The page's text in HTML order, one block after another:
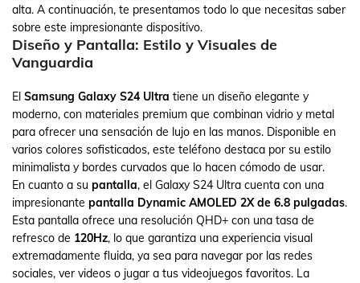
alta. A continuación, te presentamos todo lo que necesitas saber
sobre este impresionante dispositivo.
Diseño y Pantalla: Estilo y Visuales de
Vanguardia
El Samsung Galaxy S24 Ultra tiene un diseño elegante y
moderno, con materiales premium que combinan vidrio y metal
para ofrecer una sensación de lujo en las manos. Disponible en
varios colores sofisticados, este teléfono destaca por su estilo
minimalista y bordes curvados que lo hacen cómodo de usar.
En cuanto a su pantalla, el Galaxy S24 Ultra cuenta con una
impresionante pantalla Dynamic AMOLED 2X de 6.8 pulgadas.
Esta pantalla ofrece una resolución QHD+ con una tasa de
refresco de 120Hz, lo que garantiza una experiencia visual
extremadamente fluida, ya sea para navegar por las redes
sociales, ver videos o jugar a tus videojuegos favoritos. La